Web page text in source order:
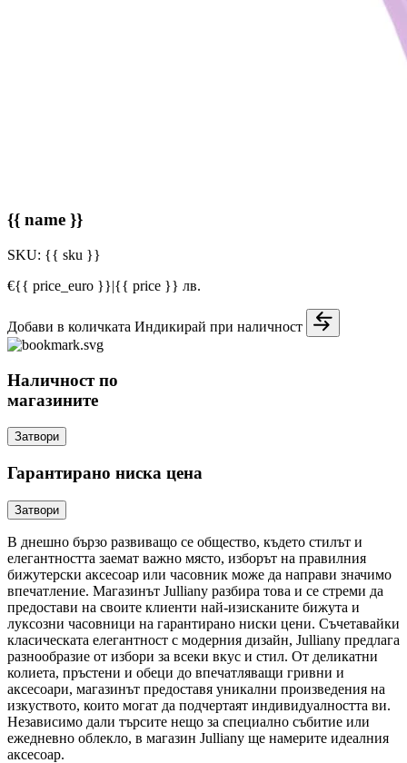
{{ name }}
SKU: {{ sku }}
€{{ price_euro }}|{{ price }} лв.
Добави в количката Индикирай при наличност
Наличност по
магазините
Затвори
Гарантирано ниска цена
Затвори
В днешно бързо развиващо се общество, където стилът и
елегантността заемат важно място, изборът на правилния
бижутерски аксесоар или часовник може да направи значимо
впечатление. Магазинът Julliany разбира това и се стреми да
предостави на своите клиенти най-изисканите бижута и
луксозни часовници на гарантирано ниски цени. Съчетавайки
класическата елегантност с модерния дизайн, Julliany предлага
разнообразие от избори за всеки вкус и стил. От деликатни
колиета, пръстени и обеци до впечатляващи гривни и
аксесоари, магазинът предоставя уникални произведения на
изкуството, които могат да подчертаят индивидуалността ви.
Независимо дали търсите нещо за специално събитие или
ежедневно облекло, в магазин Julliany ще намерите идеалния
аксесоар.